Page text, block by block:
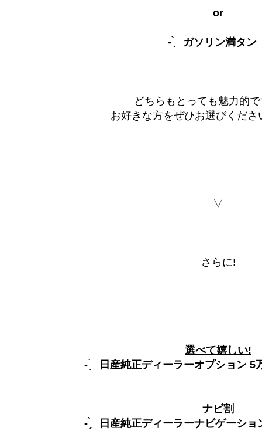
or
- ̗̀ ガソリン満タ
どちらもとっても魅力的
お好きな方をぜひお選びくださ
▽
さらに!
選べて嬉しい!
- ̗̀ 日産純正ディーラーオプション 5
ナビ割
- ̗̀ 日産純正ディーラーナビゲーショ